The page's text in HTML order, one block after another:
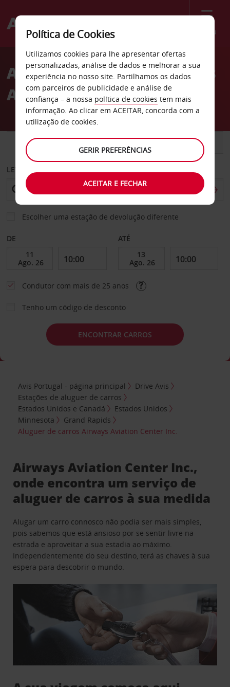
Menu
Welcome
AvisAluguer de carros Airways
Aviation Center Inc.
CARRO COMERCIAIS
LEVANTAR EM
Escolher uma estação de devolução diferente
DE ATÉ
Condutor com mais de 25 anos
Tenho um código de desconto
ENCONTRAR CARROS
Avis Portugal - página principal
Drive Avis
Estações de aluguer de carros
Estados Unidos e Canadá
Estados Unidos
Minnesota
Grand Rapids
Aluguer de carros Airways Aviation Center Inc.
Airways Aviation Center Inc.,
onde encontra um serviço de
aluguer de carros à sua medida
Alugar um carro connosco não podia ser mais simples,
pois sabemos que está ansioso por se sentir livre na
estrada e aproveitar a sua estadia ao máximo.
Independentemente do seu destino, terá as chaves à sua
espera para descobrir o mundo.
Política de Cookies
Utilizamos cookies para lhe apresentar ofertas
personalizadas, análise de dados e melhorar a sua
experiência no nosso site. Partilhamos os dados
com parceiros de publicidade e análise de
confiança – a nossa política de cookies tem mais
informação. Ao clicar em ACEITAR, concorda com a
utilização de cookies.
GERIR PREFERÊNCIAS
ACEITAR E FECHAR